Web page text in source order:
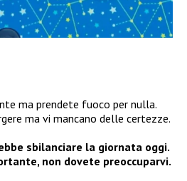
ma prendete fuoco per nulla.
ma vi mancano delle certezze.
sbilanciare la giornata oggi.
non dovete preoccuparvi.